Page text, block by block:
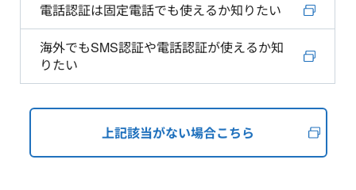
電話認証は固定電話でも使えるか知りたい
海外でもSMS認証や電話認証が使えるか知
りたい
上記該当がない場合こちら